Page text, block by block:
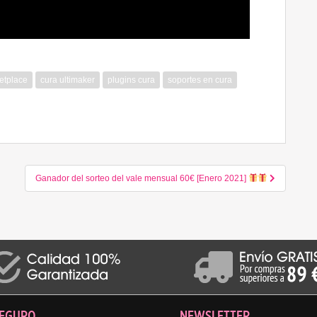
cura ultimaker plugins cura
soportes en cura
Ganador del sorteo del vale mensual 60€ [Enero 2021]